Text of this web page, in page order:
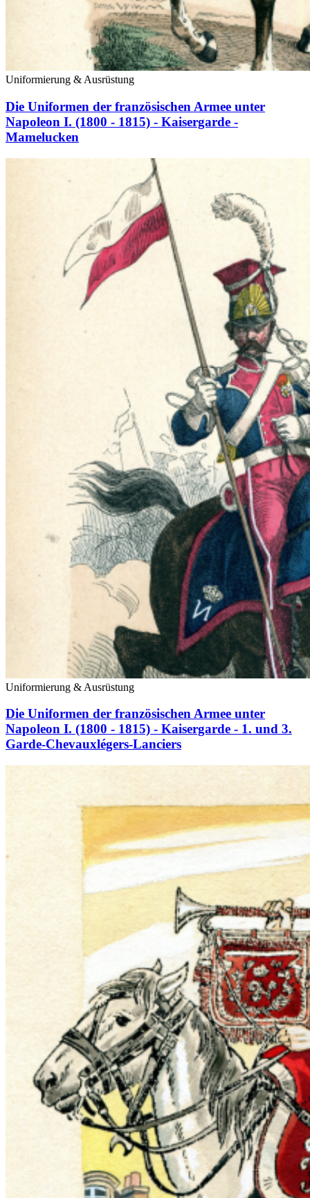
Uniformierung & Ausrüstung
Die Uniformen der französischen Armee unter
Napoleon I. (1800 - 1815) - Kaisergarde -
Mamelucken
Uniformierung & Ausrüstung
Die Uniformen der französischen Armee unter
Napoleon I. (1800 - 1815) - Kaisergarde - 1. und 3.
Garde-Chevauxlégers-Lanciers